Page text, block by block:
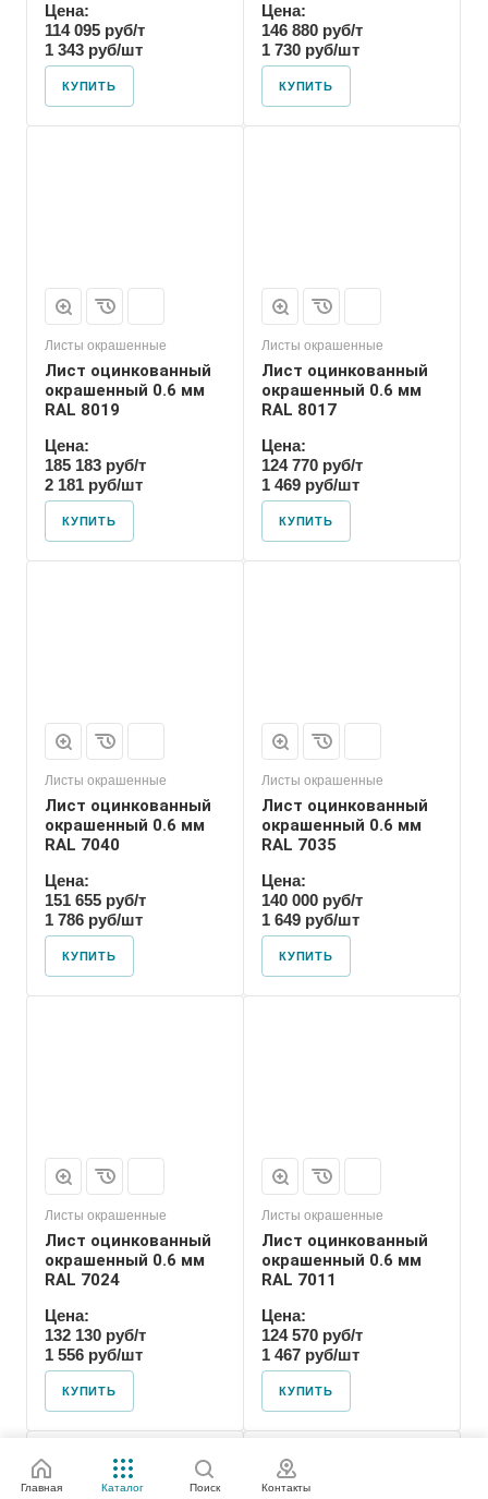
Цена:
114 095 руб/т
1 343 руб/шт
КУПИТЬ
Цена:
146 880 руб/т
1 730 руб/шт
КУПИТЬ
Листы окрашенные
Лист оцинкованный
окрашенный 0.6 мм
RAL 8019
Цена:
185 183 руб/т
2 181 руб/шт
КУПИТЬ
Листы окрашенные
Лист оцинкованный
окрашенный 0.6 мм
RAL 8017
Цена:
124 770 руб/т
1 469 руб/шт
КУПИТЬ
Листы окрашенные
Лист оцинкованный
окрашенный 0.6 мм
RAL 7040
Цена:
151 655 руб/т
1 786 руб/шт
КУПИТЬ
Листы окрашенные
Лист оцинкованный
окрашенный 0.6 мм
RAL 7035
Цена:
140 000 руб/т
1 649 руб/шт
КУПИТЬ
Листы окрашенные
Лист оцинкованный
окрашенный 0.6 мм
RAL 7024
Цена:
132 130 руб/т
1 556 руб/шт
КУПИТЬ
Листы окрашенные
Лист оцинкованный
окрашенный 0.6 мм
RAL 7011
Цена:
124 570 руб/т
1 467 руб/шт
КУПИТЬ
Главная Каталог Поиск Контакты